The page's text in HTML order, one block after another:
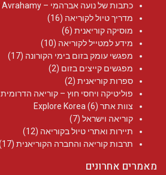
כתבות של נועה אברהמי – Noa Avrahamy‏
מדריך טיול לקוריאה (16)
מוסיקה קוריאנית (6)
מידע למטייל לקוריאה (10)
מפגשי עומק בזום בימי הקורונה (17)
מפגשים קייצים בזום (2)
ספרות קוריאנית (2)
פוליטיקה ויחסי חוץ – קוריאה הדרומית
צוות אתר Explore Korea (6)
קוריאה וישראל (7)
תיירות ואתרי טיול בקוריאה (12)
תרבות קוריאה והחברה הקוריאנית (17)
מאמרים אחרונים